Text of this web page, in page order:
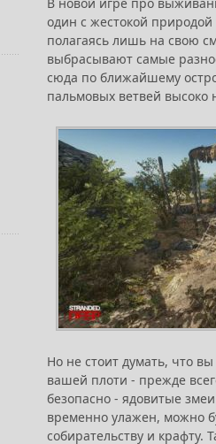
один с жестокой
полагаясь лишь на свою
выбрасывают самые
сюда по ближайшему
пальмовых ветвей
Но не стоит думать, что
вашей плоти - прежде
безопасно - ядовитые
временно улажен, можно
собирательству и крафту.